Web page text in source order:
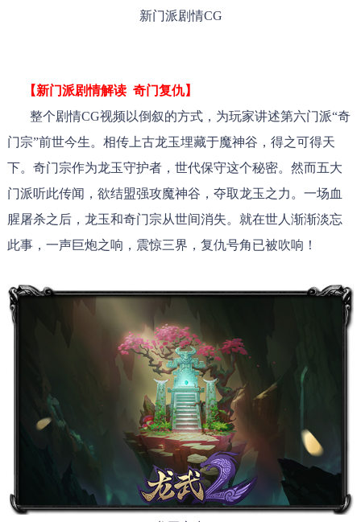
新门派剧情CG
【新门派剧情解读 奇门复仇】
整个剧情CG视频以倒叙的方式，为玩家讲述第六门派“奇
门宗”前世今生。相传上古龙玉埋藏于魔神谷，得之可得天
下。奇门宗作为龙玉守护者，世代保守这个秘密。然而五大
门派听此传闻，欲结盟强攻魔神谷，夺取龙玉之力。一场血
腥屠杀之后，龙玉和奇门宗从世间消失。就在世人渐渐淡忘
此事，一声巨炮之响，震惊三界，复仇号角已被吹响！